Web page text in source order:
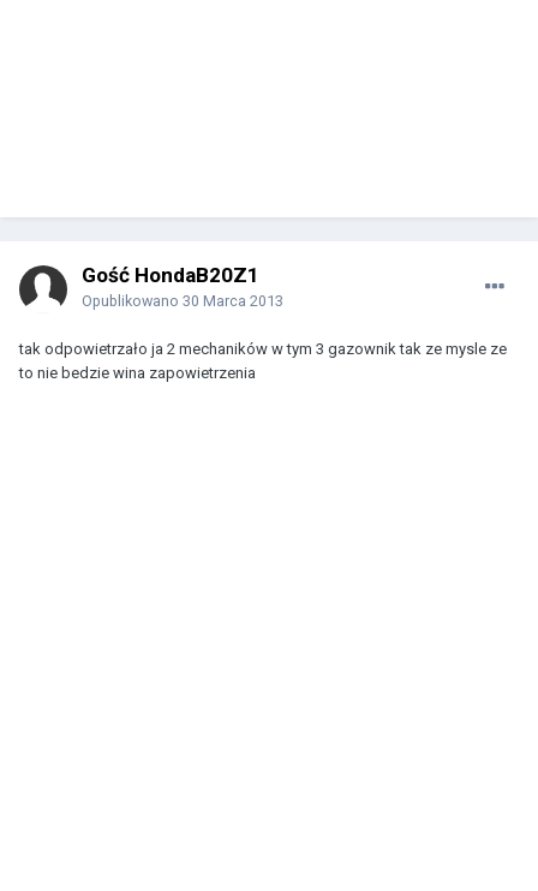
Gość HondaB20Z1
Opublikowano 30 Marca 2013
tak odpowietrzało ja 2 mechaników w tym 3 gazownik tak ze mysle ze
to nie bedzie wina zapowietrzenia